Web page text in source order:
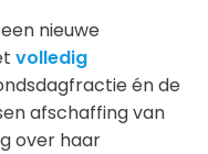
nieuwe
volledig
én de
afschaffing van
over haar